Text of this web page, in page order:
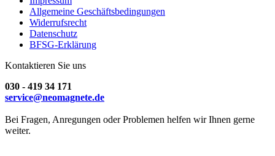
Allgemeine Geschäftsbedingungen
Widerrufsrecht
Datenschutz
BFSG-Erklärung
Kontaktieren Sie uns
030 - 419 34 171
service@neomagnete.de
Bei Fragen, Anregungen oder Problemen helfen wir Ihnen gerne
weiter.